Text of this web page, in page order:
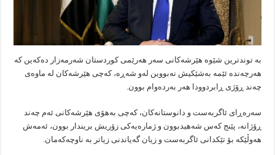
بە توندترین شێوە هێرشەکانی سەر هەرێمی کوردستان شەرمەزار دەکەین کە
هەرچەندە ئێمە بەشێکیش نەبووین لەو شەڕە، کەچی هێرشەکان لە ماوەی
چەند ڕۆژی ڕابردوودا هەر بەردەوام بوون.
سەرەڕای ئاگربەست و دانوستانەکان، کەچی بەهۆی هێرشەکانی ئەم چەند
ڕۆژانە، پێنج کەس شەهیدبوون و ژمارەیەکی زۆریش بریندار بوون، ئەمەش
هەوڵێکە بۆ تێکدانی ئاگربەست و زیان گەیاندنی زیاتر بە ناوچەکەمان.